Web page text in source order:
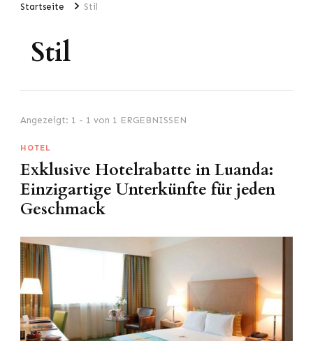
Startseite Stil
Stil
Angezeigt: 1 - 1 von 1 ERGEBNISSEN
HOTEL
Exklusive Hotelrabatte in Luanda:
Einzigartige Unterkünfte für jeden
Geschmack